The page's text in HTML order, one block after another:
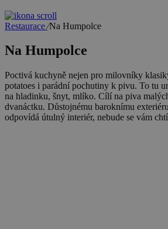
Restaurace⁄Na Humpolce
Na Humpolce
Poctivá kuchyně nejen pro milovníky
potatoes i parádní pochutiny k pivu. To tu
na hladinku, šnyt, mlíko. Cílí na piva
dvanáctku. Důstojnému baroknímu
odpovídá útulný interiér, nebude se vám